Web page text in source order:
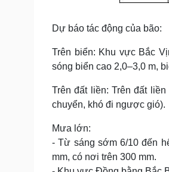
Dự báo tác động của bão:
Trên biển: Khu vực Bắc
sóng biển cao 2,0–3,0 m,
Trên đất liền: Trên đất
chuyển, khó đi ngược gió).
Mưa lớn:
- Từ sáng sớm 6/10 đến
mm, có nơi trên 300 mm.